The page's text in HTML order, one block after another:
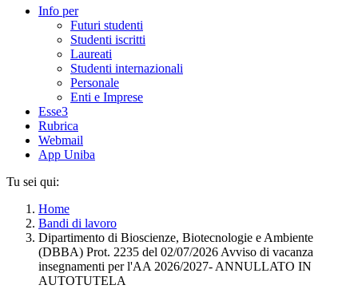
Info per
Futuri studenti
Studenti iscritti
Laureati
Studenti internazionali
Personale
Enti e Imprese
Esse3
Rubrica
Webmail
App Uniba
Tu sei qui:
Home
Bandi di lavoro
Dipartimento di Bioscienze, Biotecnologie e Ambiente
(DBBA) Prot. 2235 del 02/07/2026 Avviso di vacanza
insegnamenti per l'AA 2026/2027- ANNULLATO IN
AUTOTUTELA